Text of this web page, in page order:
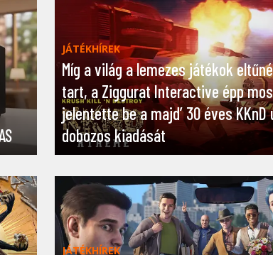
JÁTÉKHÍREK
Míg a világ a lemezes játékok
tart, a Ziggurat Interactive épp
jelentette be a majd’ 30 éves KKnD
dobozos kiadását
JÁTÉKHÍREK